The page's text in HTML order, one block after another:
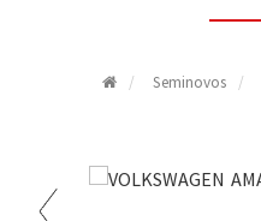
Seminovos